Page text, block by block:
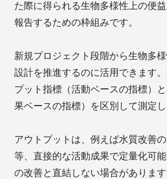
た際に得られる生物多様性上の便
報告するための枠組みです。
新規プロジェクト段階から生物多
設計を推進するのに活用できます
プット指標（活動ベースの指標）
果ベースの指標）を区別して測定し
アウトプットは、例えば水質改善
等、直接的な活動成果で定量化可
の改善と直結しない場合があります